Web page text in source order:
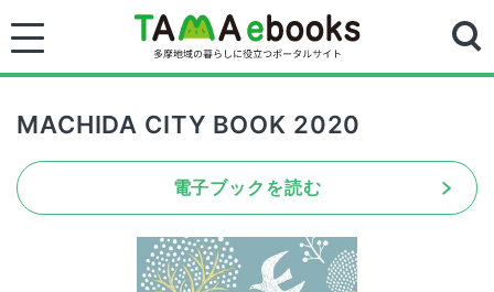
MACHIDA CITY BOOK 2020
電子ブックを読む